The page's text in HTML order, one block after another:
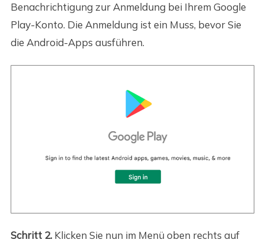
Benachrichtigung zur Anmeldung bei Ihrem Google
Play-Konto. Die Anmeldung ist ein Muss, bevor Sie
die Android-Apps ausführen.
Schritt 2.Klicken Sie nun im Menü oben rechts auf